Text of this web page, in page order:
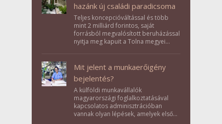
hazánk új családi paradicsoma
Teljes koncepcióváltással és több
mint 2 milliárd forintos, saját
forrásból megvalósított beruházással
nyitja meg kapuit a Tolna megyei
Mit jelent a munkaerőigény
bejelentés?
A külföldi munkavállalók
magyarországi foglalkoztatásával
kapcsolatos adminisztrációban
vannak olyan lépések, amelyek első